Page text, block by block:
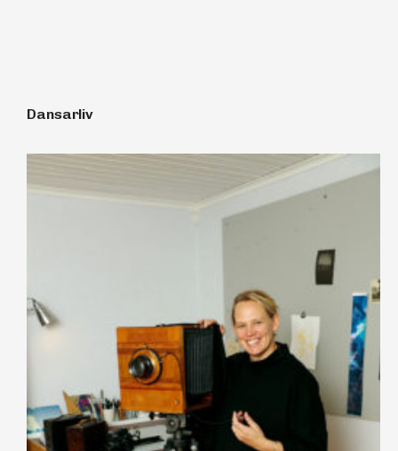
Dansarliv